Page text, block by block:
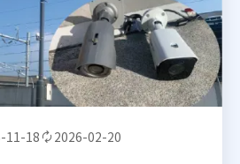
11-18 2026-02-20